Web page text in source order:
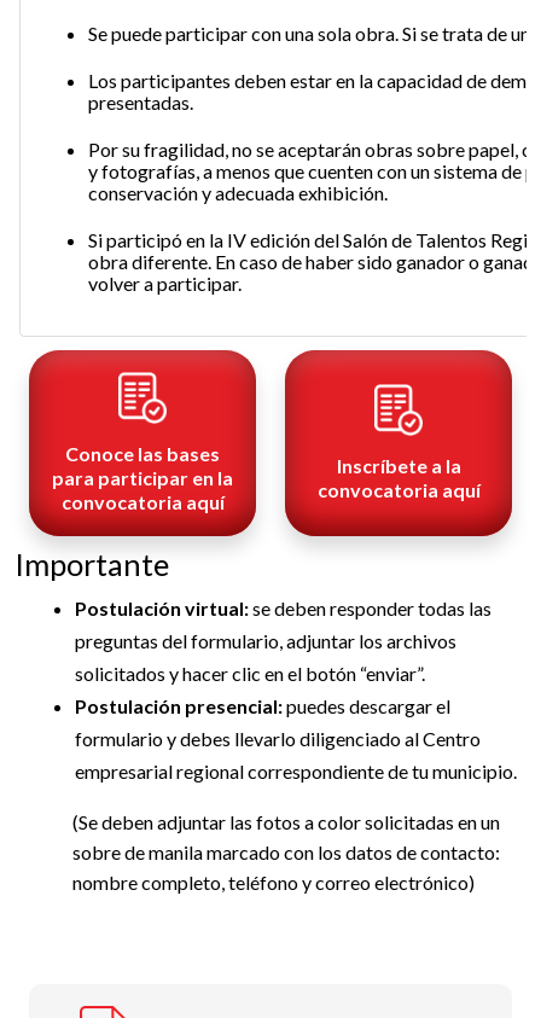
Se puede participar con una sola obra. Si se trata de
Los participantes deben estar en la capacidad de
presentadas.
Por su fragilidad, no se aceptarán obras sobre papel,
y fotografías, a menos que cuenten con un sistema de
conservación y adecuada exhibición.
Si participó en la IV edición del Salón de Talentos
obra diferente. En caso de haber sido ganador o
volver a participar.
Conoce las bases
para participar en la
convocatoria aquí
Inscríbete a la
convocatoria aquí
Importante
Postulación virtual:se deben responder todas las
preguntas del formulario, adjuntar los archivos
solicitados y hacer clic en el botón “enviar”.
Postulación presencial:puedes descargar el
formulario y debes llevarlo diligenciado al Centro
empresarial regional correspondiente de tu municipio.
(Se deben adjuntar las fotos a color solicitadas en un
sobre de manila marcado con los datos de contacto:
nombre completo, teléfono y correo electrónico)